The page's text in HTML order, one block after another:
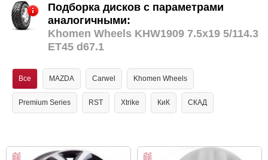
Подборка дисков с параметрами
аналогичными:
Khomen Wheels KHW1909 7.5x19 5/114.3
ET45 d67.1
Все MAZDA Carwel Khomen Wheels
Premium Series RST Xtrike КиК СКАД